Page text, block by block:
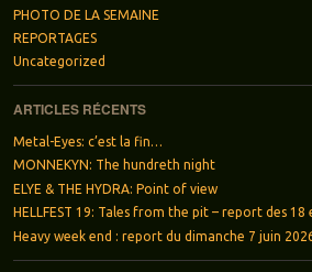
PHOTO DE LA SEMAINE
REPORTAGES
Uncategorized
ARTICLES RÉCENTS
Metal-Eyes: c’est la fin…
MONNEKYN: The hundreth night
ELYE & THE HYDRA: Point of view
HELLFEST 19: Tales from the pit – report des 18
Heavy week end : report du dimanche 7 juin